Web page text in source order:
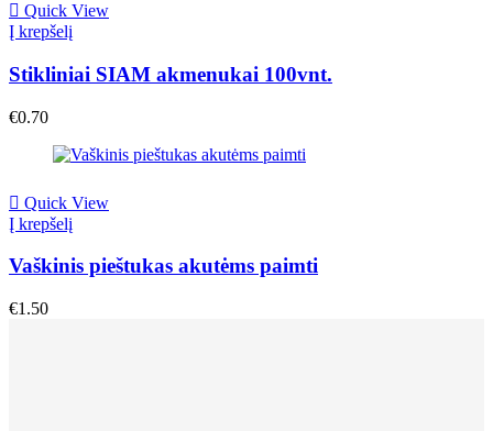
Quick View
Į krepšelį
Stikliniai SIAM akmenukai 100vnt.
€0.70
Quick View
Į krepšelį
Vaškinis pieštukas akutėms paimti
€1.50